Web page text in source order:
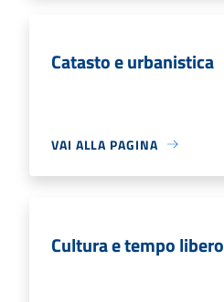
Catasto e urbanistica
VAI ALLA PAGINA
Cultura e tempo libero